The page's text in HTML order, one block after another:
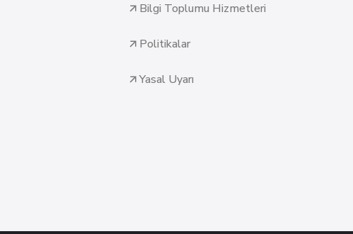
Bilgi Toplumu Hizmetleri
Politikalar
Yasal Uyarı